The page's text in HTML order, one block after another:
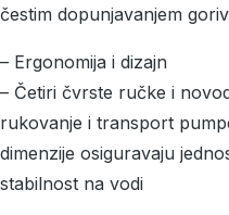
čestim dopunjavanjem
– Ergonomija i dizajn
– Četiri čvrste ručke i
rukovanje i transport
dimenzije osiguravaju
stabilnost na vodi